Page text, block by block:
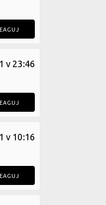
v 23:46
v 10:16